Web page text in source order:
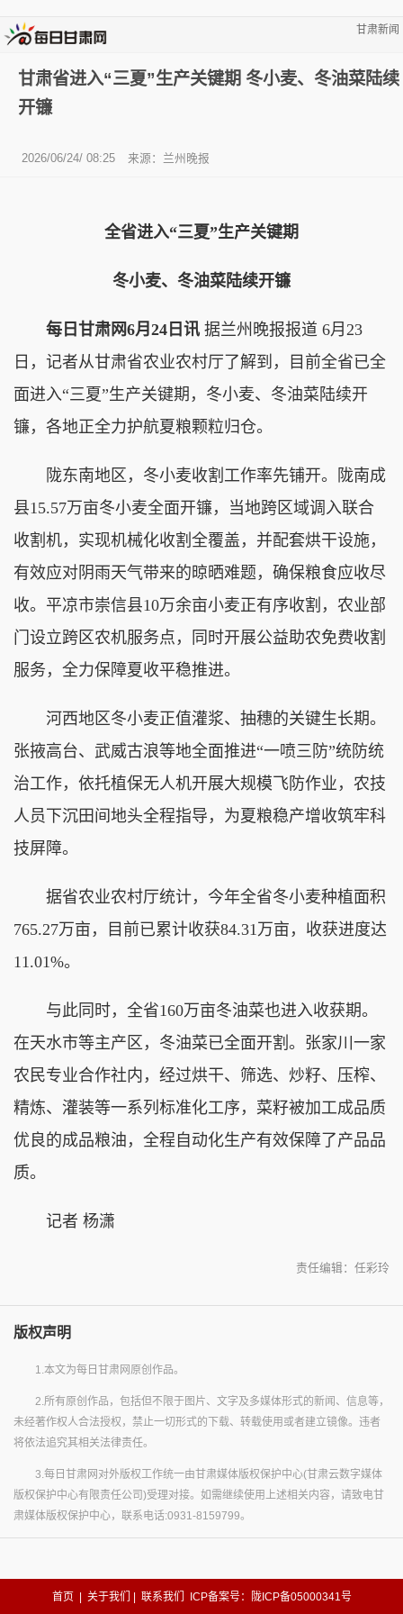
甘肃新闻
甘肃省进入“三夏”生产关键期 冬小麦、冬油菜陆续
开镰
2026/06/24/ 08:25 来源：兰州晚报
全省进入“三夏”生产关键期
冬小麦、冬油菜陆续开镰
每日甘肃网6月24日讯 据兰州晚报报道 6月23
日，记者从甘肃省农业农村厅了解到，目前全省已全
面进入“三夏”生产关键期，冬小麦、冬油菜陆续开
镰，各地正全力护航夏粮颗粒归仓。
陇东南地区，冬小麦收割工作率先铺开。陇南成
县15.57万亩冬小麦全面开镰，当地跨区域调入联合
收割机，实现机械化收割全覆盖，并配套烘干设施，
有效应对阴雨天气带来的晾晒难题，确保粮食应收尽
收。平凉市崇信县10万余亩小麦正有序收割，农业部
门设立跨区农机服务点，同时开展公益助农免费收割
服务，全力保障夏收平稳推进。
河西地区冬小麦正值灌浆、抽穗的关键生长期。
张掖高台、武威古浪等地全面推进“一喷三防”统防统
治工作，依托植保无人机开展大规模飞防作业，农技
人员下沉田间地头全程指导，为夏粮稳产增收筑牢科
技屏障。
据省农业农村厅统计，今年全省冬小麦种植面积
765.27万亩，目前已累计收获84.31万亩，收获进度达
11.01%。
与此同时，全省160万亩冬油菜也进入收获期。
在天水市等主产区，冬油菜已全面开割。张家川一家
农民专业合作社内，经过烘干、筛选、炒籽、压榨、
精炼、灌装等一系列标准化工序，菜籽被加工成品质
优良的成品粮油，全程自动化生产有效保障了产品品
质。
记者 杨潇
责任编辑：任彩玲
版权声明
1.本文为每日甘肃网原创作品。
2.所有原创作品，包括但不限于图片、文字及多媒体形式的新闻、信息等，
未经著作权人合法授权，禁止一切形式的下载、转载使用或者建立镜像。违者
将依法追究其相关法律责任。
3.每日甘肃网对外版权工作统一由甘肃媒体版权保护中心(甘肃云数字媒体
版权保护中心有限责任公司)受理对接。如需继续使用上述相关内容，请致电甘
肃媒体版权保护中心，联系电话:0931-8159799。
首页 关于我们 联系我们 ICP备案号：陇ICP备05000341号